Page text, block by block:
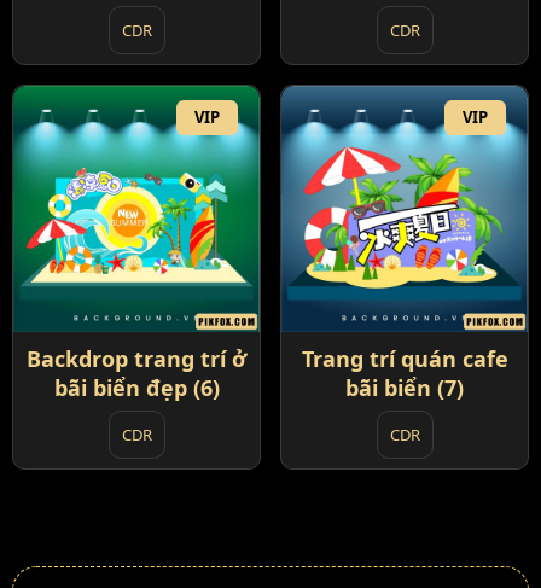
CDR CDR
VIP
Backdrop trang trí ở
bãi biển đẹp (6)
CDR
VIP
Trang trí quán cafe
bãi biển (7)
CDR